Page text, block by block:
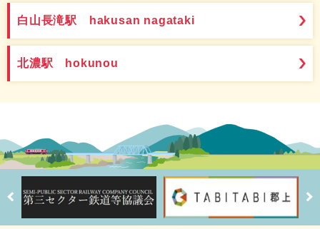
白山長滝駅 hakusan nagataki
北濃駅 hokunou